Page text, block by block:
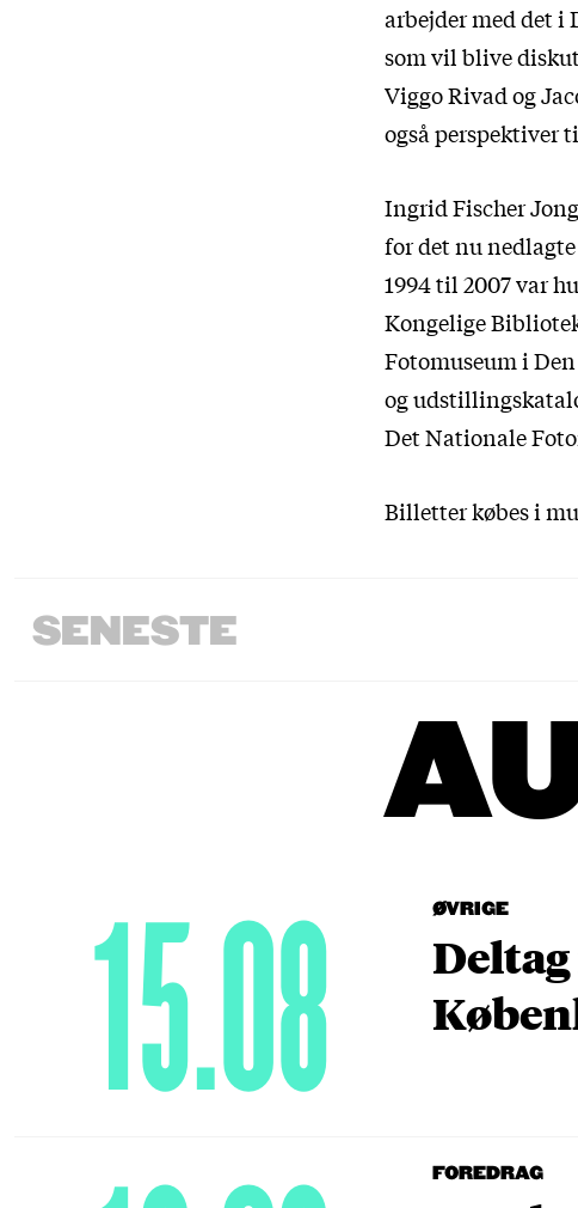
arbejder med det i
som vil blive
Viggo Rivad og
også perspektiver
Ingrid Fischer
for det nu
1994 til 2007 var
Kongelige
Fotomuseum i
og
Det Nationale
Billetter købes i
SENESTE
ØVRIGE
15.08
FOREDRAG